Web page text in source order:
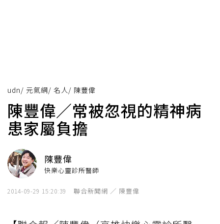
udn/ 元氣網/ 名人/ 陳豐偉
陳豐偉／常被忽視的精神病
患家屬負擔
陳豐偉
快樂心靈診所醫師
2014-09-29 15:20:39 聯合新聞網 ／ 陳豐偉